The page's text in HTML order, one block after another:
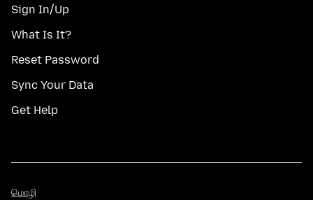
Sign In/Up
What Is It?
Reset Password
Sync Your Data
Get Help
மொழி